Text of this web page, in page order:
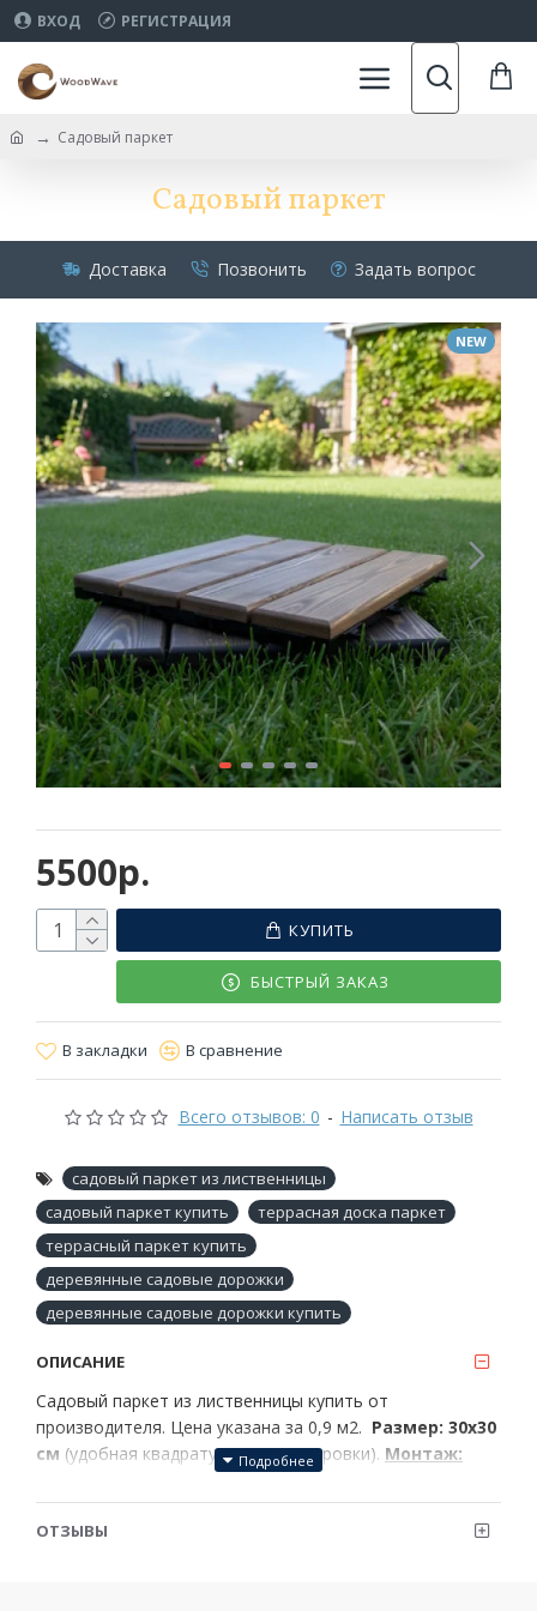
ВХОД РЕГИСТРАЦИЯ
Садовый паркет
Садовый паркет
Доставка Позвонить Задать вопрос
NEW
Всего отзывов: 0 - Написать отзыв
5500р.
КУПИТЬ
БЫСТРЫЙ ЗАКАЗ
В закладки В сравнение
садовый паркет из лиственницы
садовый паркет купить
террасная доска паркет
террасный паркет купить
деревянные садовые дорожки
деревянные садовые дорожки купить
ОПИСАНИЕ
Садовый паркет из лиственницы купить от
производителя. Цена указана за 0,9 м2. Размер: 30х30
см (удобная квадратура для планировки). Монтаж:
Система «пазл» — сборка без гвоздей и клея.
Преимущества лиственницы:
ОТЗЫВЫ